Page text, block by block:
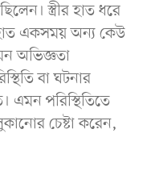
স্ত্রীর হাত ধরে
একসময় অন্য কেউ
অভিজ্ঞতা
বা ঘটনার
এমন পরিস্থিতিতে
চেষ্টা করেন,